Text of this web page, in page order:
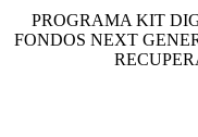
PROGRAMA KIT
FONDOS NEXT